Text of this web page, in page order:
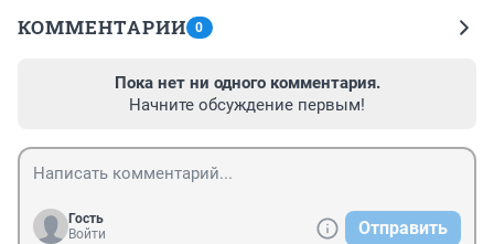
КОММЕНТАРИИ 0
Пока нет ни одного комментария.
Начните обсуждение первым!
Гость
Войти
Отправить